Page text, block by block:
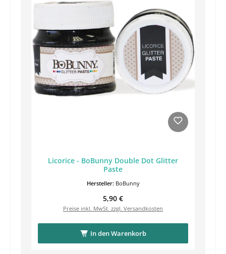
Licorice - BoBunny Double Dot Glitter
Paste
Hersteller: BoBunny
Regulärer Preis:
5,90 €
Preise inkl. MwSt. zzgl. Versandkosten
In den Warenkorb